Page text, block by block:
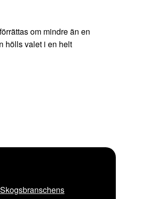
om mindre än en
hölls valet i en helt